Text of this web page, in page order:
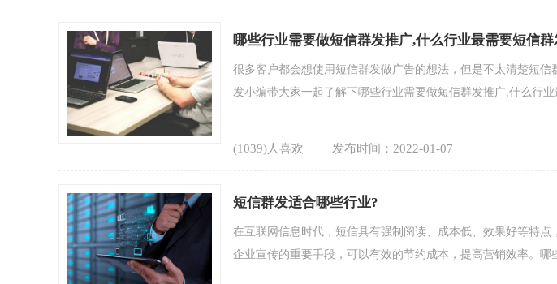
哪些行业需要做短信群发推广,什么行业最需要短信群
很多客户都会想使用短信群发做广告的想法，但是不太清楚短信
发小编带大家一起了解下哪些行业需要做短信群发推广,什么行
(1039)人喜欢 发布时间：2022-01-07
短信群发适合哪些行业?
在互联网信息时代，短信具有强制阅读、成本低、效果好等特点
企业宣传的重要手段，可以有效的节约成本，提高营销效率。哪